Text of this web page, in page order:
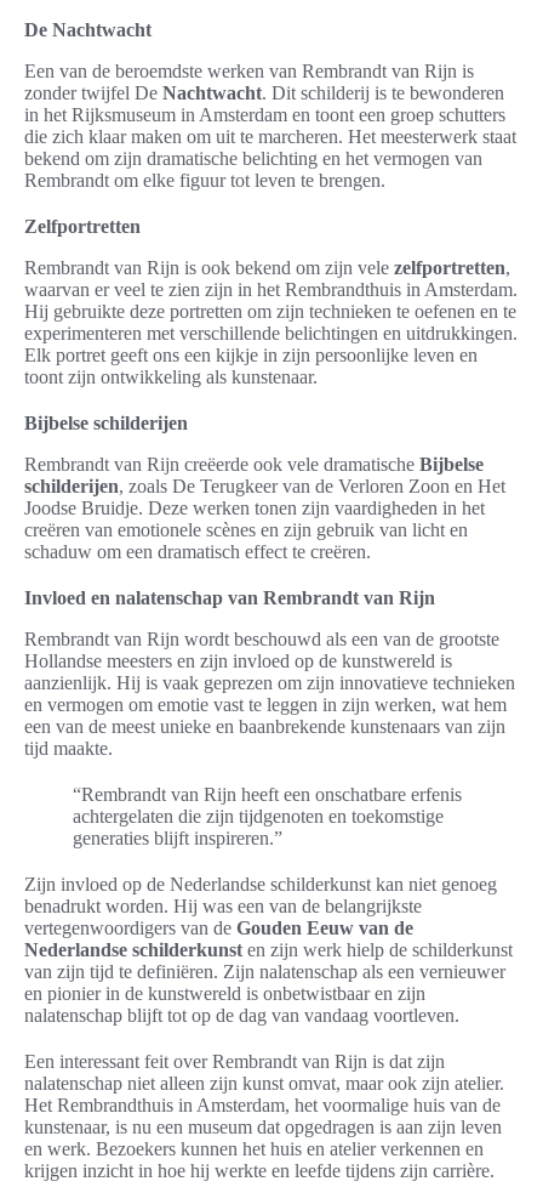
De Nachtwacht
Een van de beroemdste werken van Rembrandt van Rijn is
zonder twijfel De Nachtwacht. Dit schilderij is te bewonderen
in het Rijksmuseum in Amsterdam en toont een groep schutters
die zich klaar maken om uit te marcheren. Het meesterwerk staat
bekend om zijn dramatische belichting en het vermogen van
Rembrandt om elke figuur tot leven te brengen.
Zelfportretten
Rembrandt van Rijn is ook bekend om zijn vele zelfportretten,
waarvan er veel te zien zijn in het Rembrandthuis in Amsterdam.
Hij gebruikte deze portretten om zijn technieken te oefenen en te
experimenteren met verschillende belichtingen en uitdrukkingen.
Elk portret geeft ons een kijkje in zijn persoonlijke leven en
toont zijn ontwikkeling als kunstenaar.
Bijbelse schilderijen
Rembrandt van Rijn creëerde ook vele dramatische Bijbelse
schilderijen, zoals De Terugkeer van de Verloren Zoon en Het
Joodse Bruidje. Deze werken tonen zijn vaardigheden in het
creëren van emotionele scènes en zijn gebruik van licht en
schaduw om een dramatisch effect te creëren.
Invloed en nalatenschap van Rembrandt van Rijn
Rembrandt van Rijn wordt beschouwd als een van de grootste
Hollandse meesters en zijn invloed op de kunstwereld is
aanzienlijk. Hij is vaak geprezen om zijn innovatieve technieken
en vermogen om emotie vast te leggen in zijn werken, wat hem
een van de meest unieke en baanbrekende kunstenaars van zijn
tijd maakte.
“Rembrandt van Rijn heeft een onschatbare erfenis
achtergelaten die zijn tijdgenoten en toekomstige
generaties blijft inspireren.”
Zijn invloed op de Nederlandse schilderkunst kan niet genoeg
benadrukt worden. Hij was een van de belangrijkste
vertegenwoordigers van de Gouden Eeuw van de
Nederlandse schilderkunst en zijn werk hielp de schilderkunst
van zijn tijd te definiëren. Zijn nalatenschap als een vernieuwer
en pionier in de kunstwereld is onbetwistbaar en zijn
nalatenschap blijft tot op de dag van vandaag voortleven.
Een interessant feit over Rembrandt van Rijn is dat zijn
nalatenschap niet alleen zijn kunst omvat, maar ook zijn atelier.
Het Rembrandthuis in Amsterdam, het voormalige huis van de
kunstenaar, is nu een museum dat opgedragen is aan zijn leven
en werk. Bezoekers kunnen het huis en atelier verkennen en
krijgen inzicht in hoe hij werkte en leefde tijdens zijn carrière.